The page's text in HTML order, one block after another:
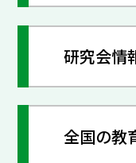
研究会情
全国の教